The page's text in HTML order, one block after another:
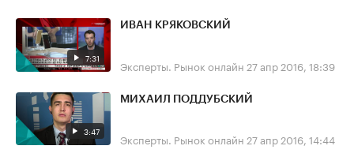
7:31
ИВАН КРЯКОВСКИЙ
Эксперты. Рынок онлайн 27 апр 2016, 18:39
3:47
МИХАИЛ ПОДДУБСКИЙ
Эксперты. Рынок онлайн 27 апр 2016, 14:44